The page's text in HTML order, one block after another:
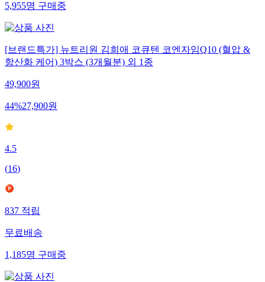
5,955명 구매중
[브랜드특가] 뉴트리원 김희애 코큐텐 코엔자임Q10 (혈압 &
항산화 케어) 3박스 (3개월분) 외 1종
49,900원
44%27,900원
4.5
(16)
837 적립
무료배송
1,185명 구매중